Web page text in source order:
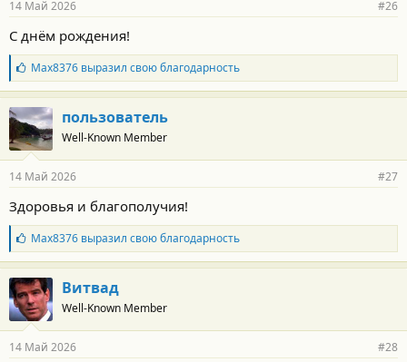
н
с
т
и
:
14 Май 2026 #26
С днём рождения!
Б
л
а
г
о
д
а
н
с
т
и
:
Max8376выразил свою благодарность
пользователь
Well-Known Member
14 Май 2026 #27
Здоровья и благополучия!
Б
л
а
г
о
д
а
н
Max8376выразил свою благодарность
Витвад
Well-Known Member
14 Май 2026 #28